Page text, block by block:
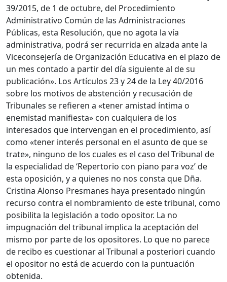
39/2015, de 1 de octubre, del Procedimiento
Administrativo Común de las Administraciones
Públicas, esta Resolución, que no agota la vía
administrativa, podrá ser recurrida en alzada ante la
Viceconsejería de Organización Educativa en el plazo de
un mes contado a partir del día siguiente al de su
publicación». Los Artículos 23 y 24 de la Ley 40/2016
sobre los motivos de abstención y recusación de
Tribunales se refieren a «tener amistad íntima o
enemistad manifiesta» con cualquiera de los
interesados que intervengan en el procedimiento, así
como «tener interés personal en el asunto de que se
trate», ninguno de los cuales es el caso del Tribunal de
la especialidad de ‘Repertorio con piano para voz’ de
esta oposición, y a quienes no nos consta que Dña.
Cristina Alonso Presmanes haya presentado ningún
recurso contra el nombramiento de este tribunal, como
posibilita la legislación a todo opositor. La no
impugnación del tribunal implica la aceptación del
mismo por parte de los opositores. Lo que no parece
de recibo es cuestionar al Tribunal a posteriori cuando
el opositor no está de acuerdo con la puntuación
obtenida.